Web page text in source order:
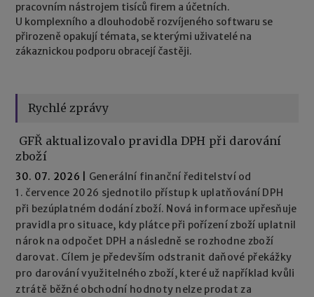
pracovním nástrojem tisíců firem a účetních.
U komplexního a dlouhodobě rozvíjeného softwaru se
přirozeně opakují témata, se kterými uživatelé na
zákaznickou podporu obracejí častěji.
Rychlé zprávy
GFŘ aktualizovalo pravidla DPH při darování
zboží
30. 07. 2026
Generální finanční ředitelství od
1. července 2026 sjednotilo přístup k uplatňování DPH
při bezúplatném dodání zboží. Nová informace upřesňuje
pravidla pro situace, kdy plátce při pořízení zboží uplatnil
nárok na odpočet DPH a následně se rozhodne zboží
darovat. Cílem je především odstranit daňové překážky
pro darování využitelného zboží, které už například kvůli
ztrátě běžné obchodní hodnoty nelze prodat za